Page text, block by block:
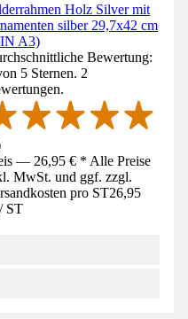
Holz Silver mit
silber 29,7x42 cm
A3)
Bewertung:
5 Sternen. 2
— 26,95 € * Alle Preise
MwSt. und ggf. zzgl.
pro ST26,95
/ ST